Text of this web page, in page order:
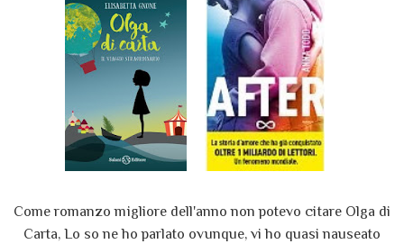
Come romanzo migliore dell'anno non potevo citare Olga di
Carta, Lo so ne ho parlato ovunque, vi ho quasi nauseato